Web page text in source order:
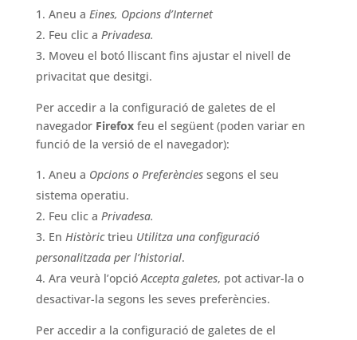
Aneu a Eines, Opcions d’Internet
Feu clic a Privadesa.
Moveu el botó lliscant fins ajustar el nivell de
privacitat que desitgi.
Per accedir a la configuració de galetes de el
navegador Firefoxfeu el següent (poden variar en
funció de la versió de el navegador):
Aneu a Opcions o Preferènciessegons el seu
sistema operatiu.
Feu clic a Privadesa.
En Històrictrieu Utilitza una configuració
personalitzada per l’historial.
Ara veurà l’opcióAccepta galetes, pot activar-la o
desactivar-la segons les seves preferències.
Per accedir a la configuració de galetes de el